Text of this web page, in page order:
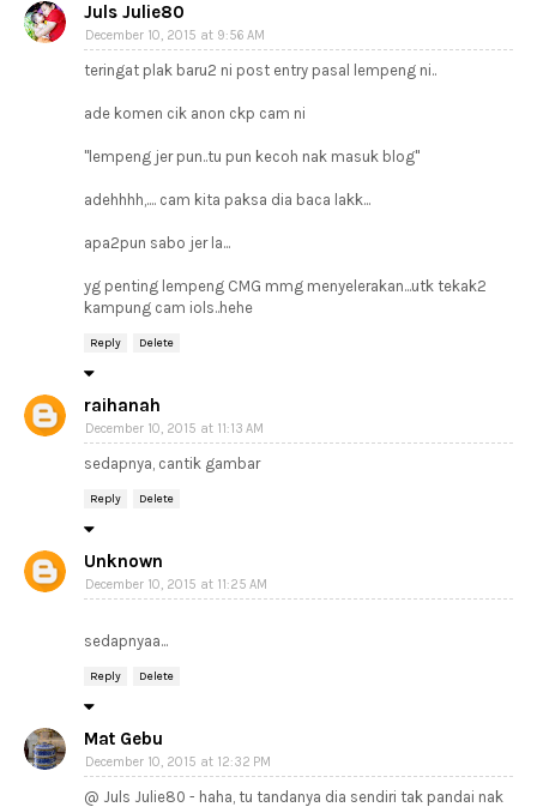
Juls Julie80
December 10, 2015 at 9:56 AM
teringat plak baru2 ni post entry pasal lempeng ni..
ade komen cik anon ckp cam ni
"lempeng jer pun..tu pun kecoh nak masuk blog"
adehhhh,.... cam kita paksa dia baca lakk...
apa2pun sabo jer la...
yg penting lempeng CMG mmg menyelerakan...utk tekak2
kampung cam iols..hehe
Reply Delete
raihanah
December 10, 2015 at 11:13 AM
sedapnya, cantik gambar
Reply Delete
Unknown
December 10, 2015 at 11:25 AM
sedapnyaa...
Reply Delete
Mat Gebu
December 10, 2015 at 12:32 PM
@ Juls Julie80 - haha, tu tandanya dia sendiri tak pandai nak